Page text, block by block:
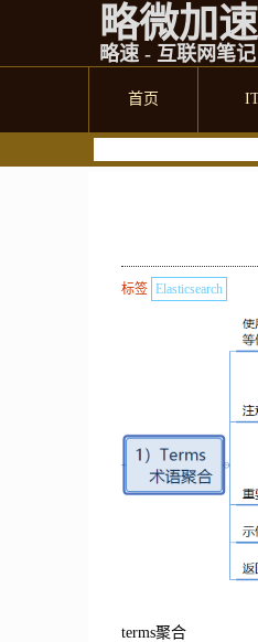
略微加速
略速 - 互联网笔记
首页
标签 Elasticsearch
terms聚合